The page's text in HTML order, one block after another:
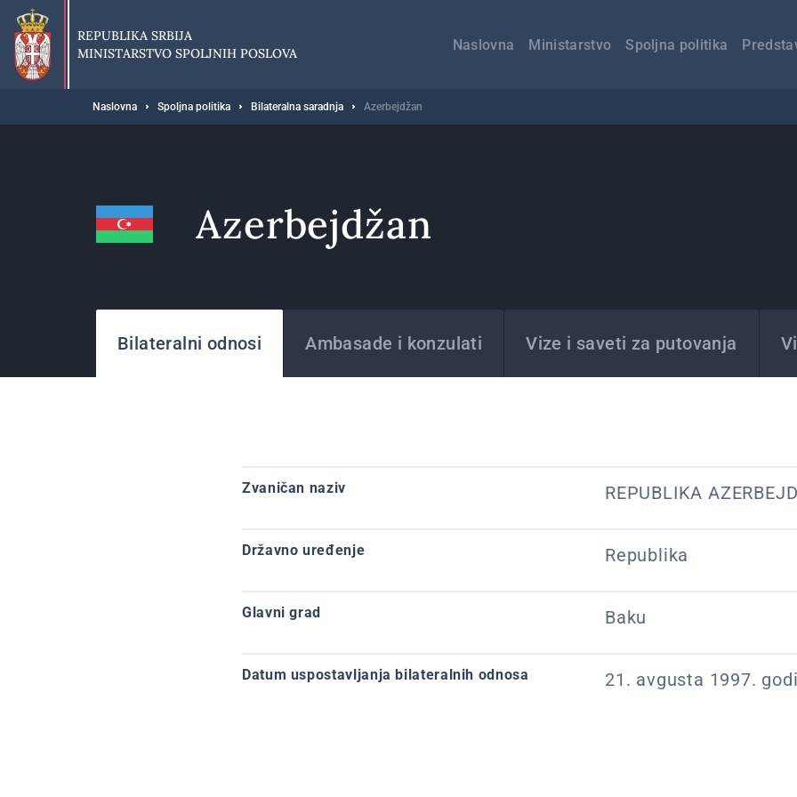
Preskoči
glavni
deo
sadržaja
REPUBLIKA SRBIJA
MINISTARSTVO SPOLJNIH POSLOVA
навигација
Naslovna Ministarstvo Spoljna politika
Breadcrumb
Naslovna Spoljna politika Bilateralna saradnja Azerbejdžan
Azerbejdžan
Bilateralni odnosi Ambasade i konzulati Vize i saveti za putovanja
Zvaničan naziv REPUBLIKA
Državno uređenje Republika
Glavni grad Baku
Datum uspostavljanja bilateralnih odnosa 21. avgusta 1997.